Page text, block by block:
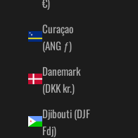
Curaçao
(ANG ƒ)
Danemark
(DKK kr.)
Djibouti (DJF
Fdj)